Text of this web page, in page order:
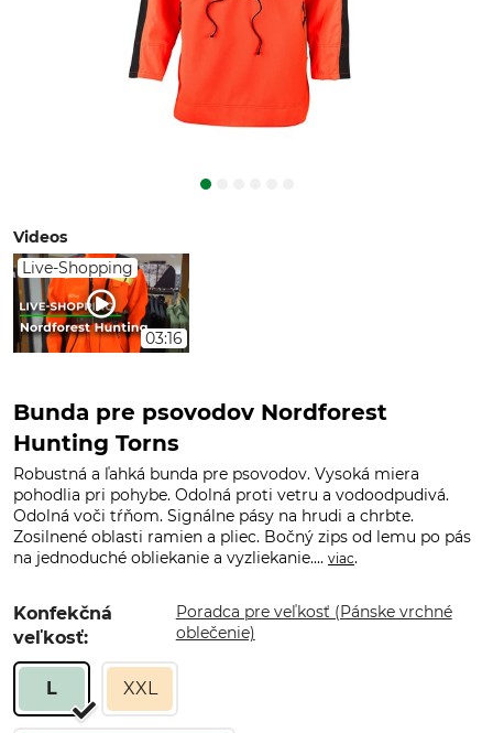
Videos
Live-Shopping
03:16
Bunda pre psovodov Nordforest
Hunting Torns
Robustná a ľahká bunda pre psovodov. Vysoká miera
pohodlia pri pohybe. Odolná proti vetru a vodoodpudivá.
Odolná voči tŕňom. Signálne pásy na hrudi a chrbte.
Zosilnené oblasti ramien a pliec. Bočný zips od lemu po pás
na jednoduché obliekanie a vyzliekanie.... viac.
Konfekčná
veľkosť:
Poradca pre veľkosť (Pánske vrchné
oblečenie)
L XXL